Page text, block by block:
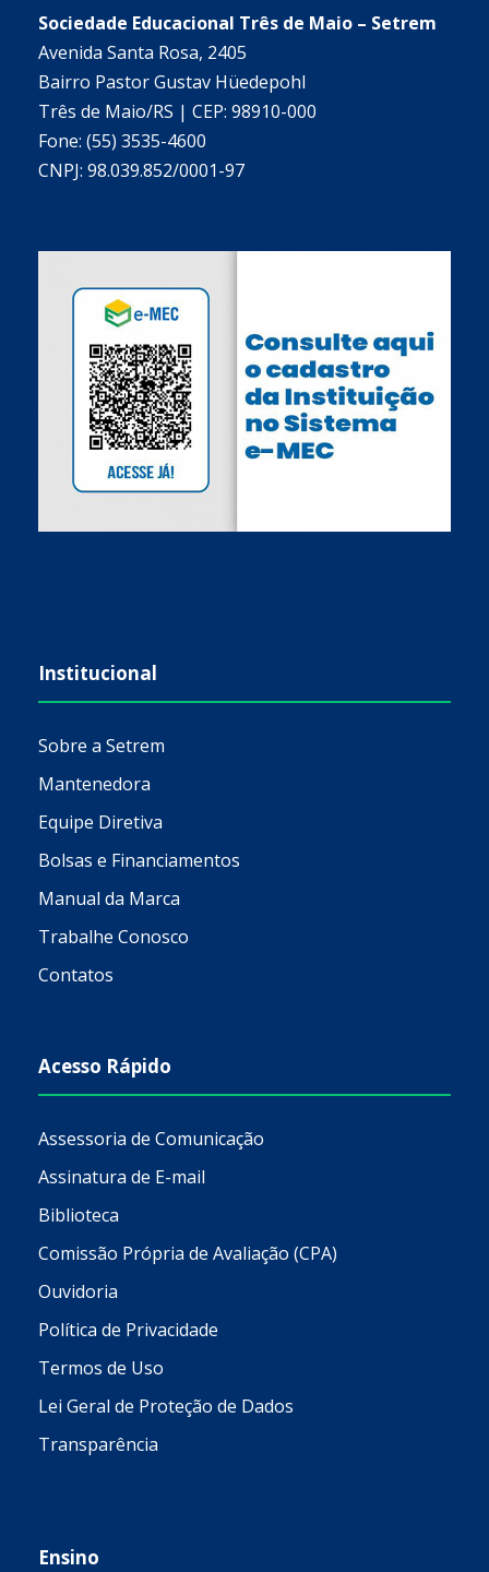
Sociedade Educacional Três de Maio – Setrem
Avenida Santa Rosa, 2405
Bairro Pastor Gustav Hüedepohl
Três de Maio/RS | CEP: 98910-000
Fone: (55) 3535-4600
CNPJ: 98.039.852/0001-97
Institucional
Sobre a Setrem
Mantenedora
Equipe Diretiva
Bolsas e Financiamentos
Manual da Marca
Trabalhe Conosco
Contatos
Acesso Rápido
Assessoria de Comunicação
Assinatura de E-mail
Biblioteca
Comissão Própria de Avaliação (CPA)
Ouvidoria
Política de Privacidade
Termos de Uso
Lei Geral de Proteção de Dados
Transparência
Ensino